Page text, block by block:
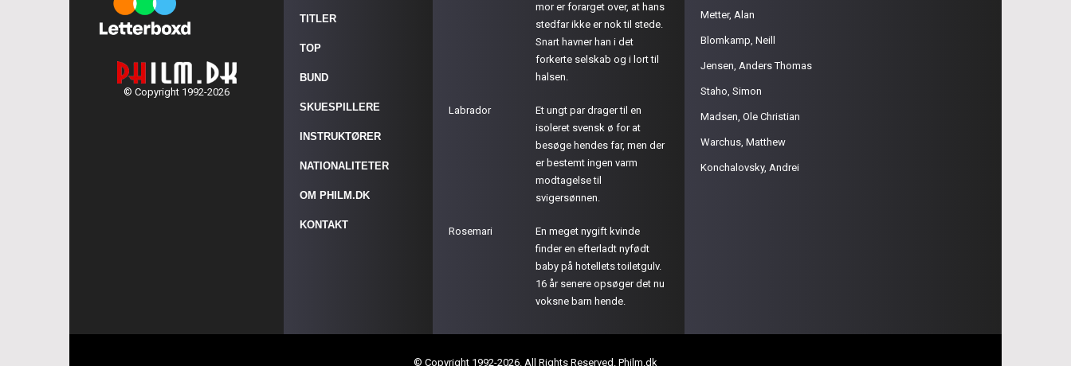
© Copyright 1992-2026
TITLER
TOP
BUND
SKUESPILLERE
INSTRUKTØRER
NATIONALITETER
OM PHILM.DK
KONTAKT
mor er forarget over, at hans
stedfar ikke er nok til stede.
Snart havner han i det
forkerte selskab og i lort til
halsen.
Labrador
Et ungt par drager til en
isoleret svensk ø for at
besøge hendes far, men der
er bestemt ingen varm
modtagelse til
svigersønnen.
Rosemari
En meget nygift kvinde
finder en efterladt nyfødt
baby på hotellets toiletgulv.
16 år senere opsøger det nu
voksne barn hende.
Metter, Alan
Blomkamp, Neill
Jensen, Anders Thomas
Staho, Simon
Madsen, Ole Christian
Warchus, Matthew
Konchalovsky, Andrei
© Copyright 1992-2026. All Rights Reserved. Philm.dk